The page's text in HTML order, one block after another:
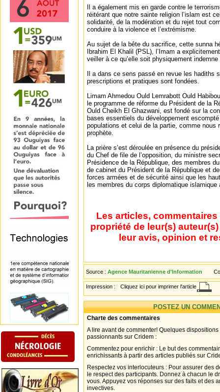
Il a également mis en garde contre le
réitérant que notre sainte religion l’islam est
solidarité, de la modération et du rejet tout
conduire à la violence et l’extrémisme.
Au sujet de la bête du sacrifice, cette sunna
Ibrahim El Khalil (PSL), l’Imam a
veiller à ce qu’elle soit physiquement
Il a dans ce sens passé en revue les hadiths
prescriptions et pratiques sont fondées.
Limam Ahmedou Ould Lemrabott Ould
le programme de réforme du Président de la
Ould Cheikh El Ghazwani, est fondé sur la
bases essentiels du développement
populations et celui de la partie, comme nous
prophète.
La prière s’est déroulée en présence du
du Chef de file de l’opposition, du ministre
Présidence de la République, des membres
de cabinet du Président de la République et
forces armées et de sécurité ainsi que les
les membres du corps diplomatique
Les articles,
propriété de leur(s)
leur avis, opinion et
Source : Agence Mauritanienne d'Information
Impression : Cliquez ici pour imprimer l'article
POSTEZ UN
Charte des commentaires
A lire avant de commenter! Quelques
passionnants sur Cridem :
Commentez pour enrichir : Le but des
enrichissants à partir des articles publiés sur
Respectez vos interlocuteurs : Pour assurer des
le respect des participants. Donnez à chacun le
vous. Appuyez vos réponses sur des faits et des
invectives.